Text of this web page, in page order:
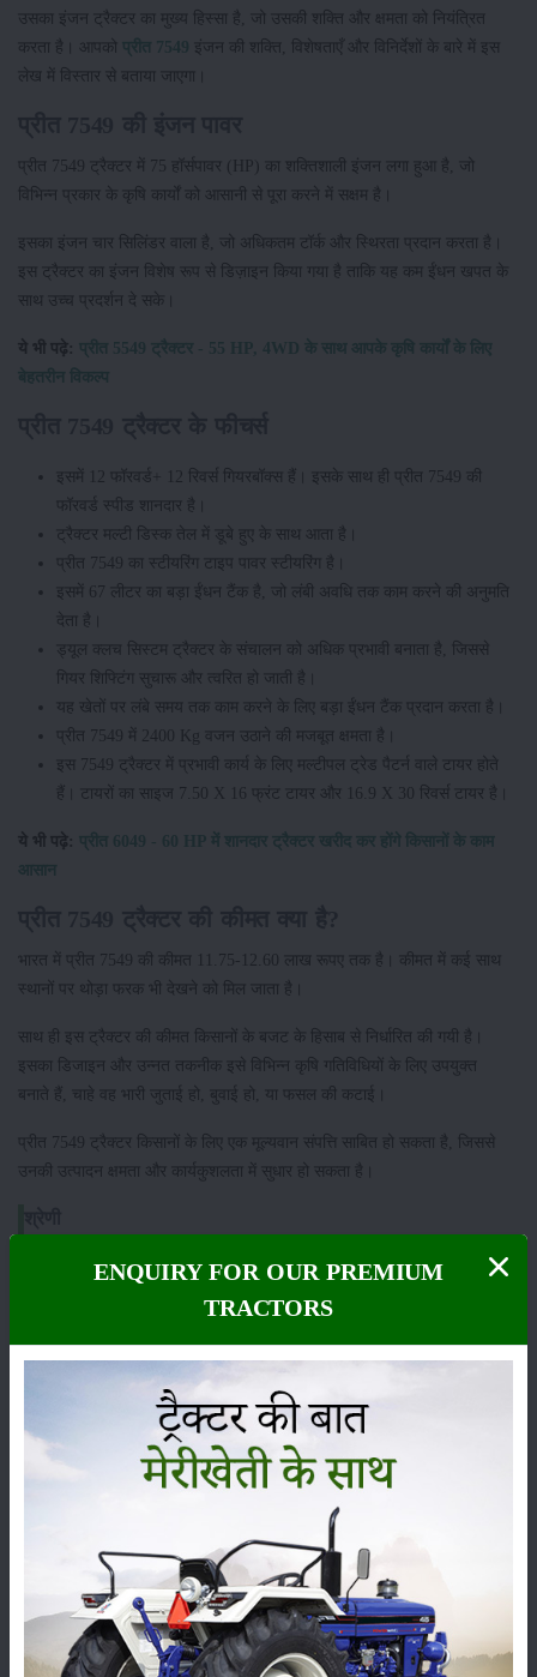
उसका इंजन ट्रैक्टर का मुख्य हिस्सा है, जो उसकी शक्ति और क्षमता को नियंत्रित
करता है। आपको प्रीत 7549 इंजन की शक्ति, विशेषताएँ और विनिर्देशों के बारे में इस
लेख में विस्तार से बताया जाएगा।
प्रीत 7549 ट्रैक्टर में 75 हॉर्सपावर (HP) का शक्तिशाली इंजन लगा हुआ है, जो
विभिन्न प्रकार के कृषि कार्यों को आसानी से पूरा करने में सक्षम है।
इसका इंजन चार सिलिंडर वाला है, जो अधिकतम टॉर्क और स्थिरता प्रदान करता है।
इस ट्रैक्टर का इंजन विशेष रूप से डिज़ाइन किया गया है ताकि यह कम ईंधन खपत के
साथ उच्च प्रदर्शन दे सके।
ये भी पढ़े: प्रीत 5549 ट्रैक्टर - 55 HP, 4WD के साथ आपके कृषि कार्यों के लिए
बेहतरीन विकल्प
इसमें 12 फॉरवर्ड+ 12 रिवर्स गियरबॉक्स हैं। इसके साथ ही प्रीत 7549 की
फॉरवर्ड स्पीड शानदार है।
ट्रैक्टर मल्टी डिस्क तेल में डूबे हुए के साथ आता है।
प्रीत 7549 का स्टीयरिंग टाइप पावर स्टीयरिंग है।
इसमें 67 लीटर का बड़ा ईंधन टैंक है, जो लंबी अवधि तक काम करने की अनुमति
देता है।
ड्यूल क्लच सिस्टम ट्रैक्टर के संचालन को अधिक प्रभावी बनाता है, जिससे
गियर शिफ्टिंग सुचारू और त्वरित हो जाती है।
यह खेतों पर लंबे समय तक काम करने के लिए बड़ा ईंधन टैंक प्रदान करता है।
प्रीत 7549 में 2400 Kg वजन उठाने की मजबूत क्षमता है।
इस 7549 ट्रैक्टर में प्रभावी कार्य के लिए मल्टीपल ट्रेड पैटर्न वाले टायर होते
हैं। टायरों का साइज 7.50 X 16 फ्रंट टायर और 16.9 X 30 रिवर्स टायर है।
ये भी पढ़े: प्रीत 6049 - 60 HP में शानदार ट्रैक्टर खरीद कर होंगे किसानों के काम
आसान
भारत में प्रीत 7549 की कीमत 11.75-12.60 लाख रूपए तक है। कीमत में कई साथ
स्थानों पर थोड़ा फरक भी देखने को मिल जाता है।
साथ ही इस ट्रैक्टर की कीमत किसानों के बजट के हिसाब से निर्धारित की गयी है।
इसका डिजाइन और उन्नत तकनीक इसे विभिन्न कृषि गतिविधियों के लिए उपयुक्त
बनाते हैं, चाहे वह भारी जुताई हो, बुवाई हो, या फसल की कटाई।
प्रीत 7549 ट्रैक्टर किसानों के लिए एक मूल्यवान संपत्ति साबित हो सकता है, जिससे
उनकी उत्पादन क्षमता और कार्यकुशलता में सुधार हो सकता है।
कृषि यंत्र समाचार
ENQUIRY FOR OUR PREMIUM
TRACTORS